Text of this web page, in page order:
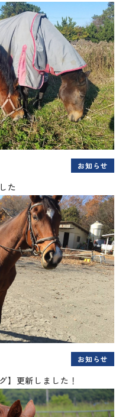
お知らせ
た
お知らせ
】更新しました！